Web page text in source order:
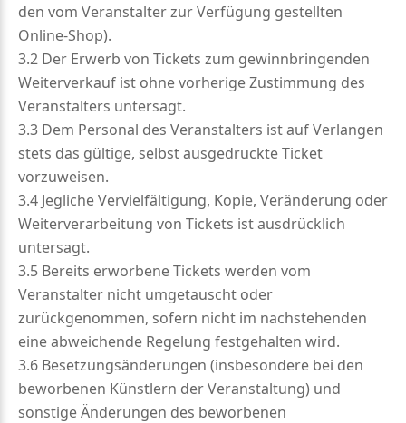
den vom Veranstalter zur Verfügung gestellten
Online-Shop).
3.2 Der Erwerb von Tickets zum gewinnbringenden
Weiterverkauf ist ohne vorherige Zustimmung des
Veranstalters untersagt.
3.3 Dem Personal des Veranstalters ist auf Verlangen
stets das gültige, selbst ausgedruckte Ticket
vorzuweisen.
3.4 Jegliche Vervielfältigung, Kopie, Veränderung oder
Weiterverarbeitung von Tickets ist ausdrücklich
untersagt.
3.5 Bereits erworbene Tickets werden vom
Veranstalter nicht umgetauscht oder
zurückgenommen, sofern nicht im nachstehenden
eine abweichende Regelung festgehalten wird.
3.6 Besetzungsänderungen (insbesondere bei den
beworbenen Künstlern der Veranstaltung) und
sonstige Änderungen des beworbenen